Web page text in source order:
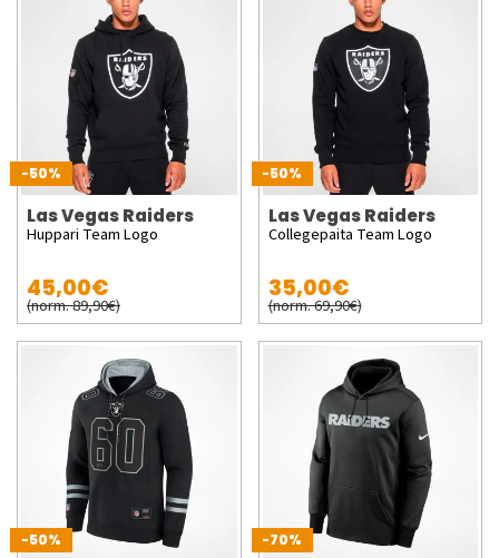
-50%
Las Vegas Raiders
Huppari Team Logo
45,00€
(norm. 89,90€)
-50%
Las Vegas Raiders
Collegepaita Team Logo
35,00€
(norm. 69,90€)
-50% -70%